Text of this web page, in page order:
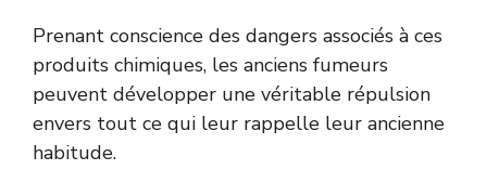
Prenant conscience des dangers associés à ces
produits chimiques, les anciens fumeurs
peuvent développer une véritable répulsion
envers tout ce qui leur rappelle leur ancienne
habitude.